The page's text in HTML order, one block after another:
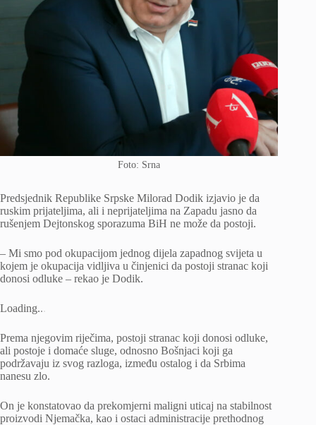
Foto: Srna
Predsjednik Republike Srpske Milorad Dodik izjavio je da
ruskim prijateljima, ali i neprijateljima na Zapadu jasno da
rušenjem Dejtonskog sporazuma BiH ne može da postoji.
– Mi smo pod okupacijom jednog dijela zapadnog svijeta u
kojem je okupacija vidljiva u činjenici da postoji stranac koji
donosi odluke – rekao je Dodik.
Loading...
Prema njegovim riječima, postoji stranac koji donosi odluke,
ali postoje i domaće sluge, odnosno Bošnjaci koji ga
podržavaju iz svog razloga, između ostalog i da Srbima
nanesu zlo.
On je konstatovao da prekomjerni maligni uticaj na stabilnost
proizvodi Njemačka, kao i ostaci administracije prethodnog